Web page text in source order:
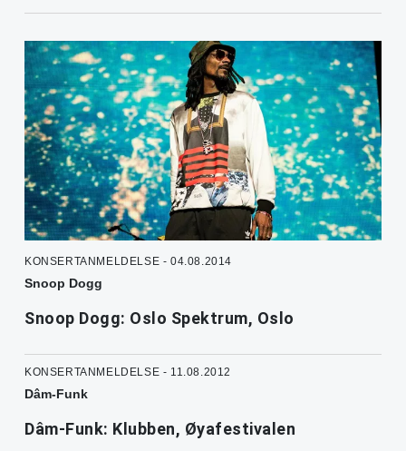
KONSERTANMELDELSE - 04.08.2014
Snoop Dogg
Snoop Dogg: Oslo Spektrum, Oslo
KONSERTANMELDELSE - 11.08.2012
Dâm-Funk
Dâm-Funk: Klubben, Øyafestivalen